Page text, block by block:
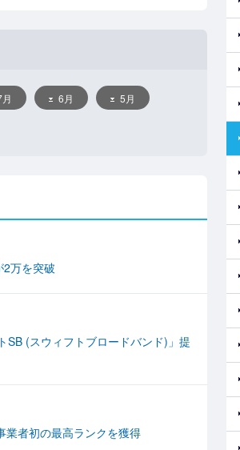
6月 5月
2万を突破
SB (スウィフトブロードバンド)」提
業者初の最高ランクを獲得